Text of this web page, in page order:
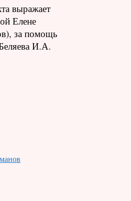
выражает
Елене
за помощь
И.А.